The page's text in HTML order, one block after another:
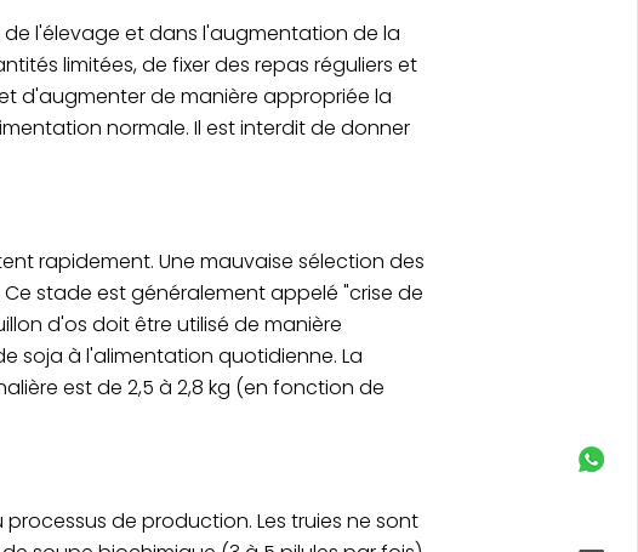
l'élevage et dans l'augmentation de la
limitées, de fixer des repas réguliers et
d'augmenter de manière appropriée la
normale. Il est interdit de donner
rapidement. Une mauvaise sélection des
stade est généralement appelé "crise de
d'os doit être utilisé de manière
soja à l'alimentation quotidienne. La
est de 2,5 à 2,8 kg (en fonction de
de production. Les truies ne sont